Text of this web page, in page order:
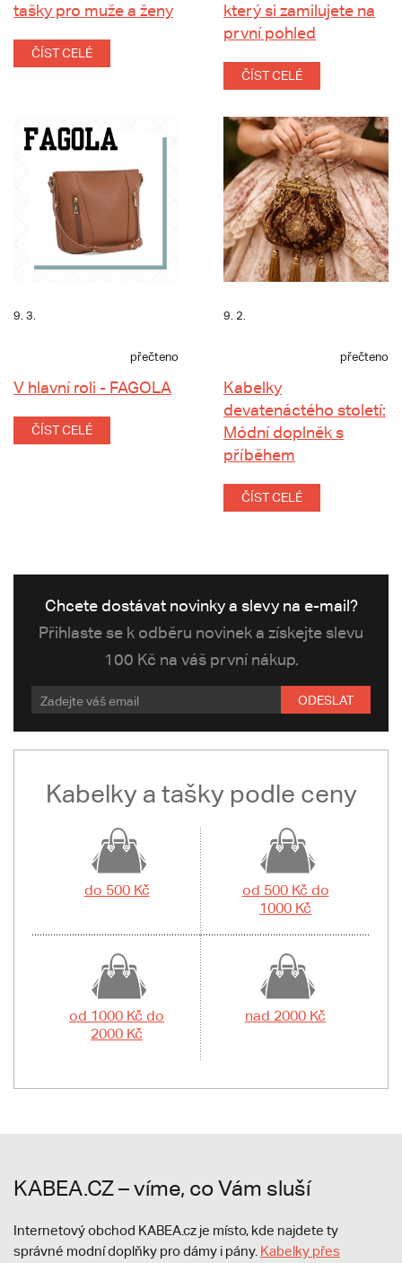
tašky pro muže a ženy
ČÍST CELÉ
který si zamilujete na
první pohled
ČÍST CELÉ
9. 3.
přečteno
V hlavní roli - FAGOLA
ČÍST CELÉ
9. 2.
přečteno
Kabelky
devatenáctého století:
Módní doplněk s
příběhem
ČÍST CELÉ
Chcete dostávat novinky a slevy na e-mail?
Přihlaste se k odběru novinek a získejte slevu
100 Kč na váš první nákup.
ODESLAT
Kabelky a tašky podle ceny
do 500 Kč
od 500 Kč do
1000 Kč
od 1000 Kč do
2000 Kč
nad 2000 Kč
KABEA.CZ – víme, co Vám sluší
Internetový obchod KABEA.cz je místo, kde najdete ty
správné modní doplňky pro dámy i pány. Kabelky přes